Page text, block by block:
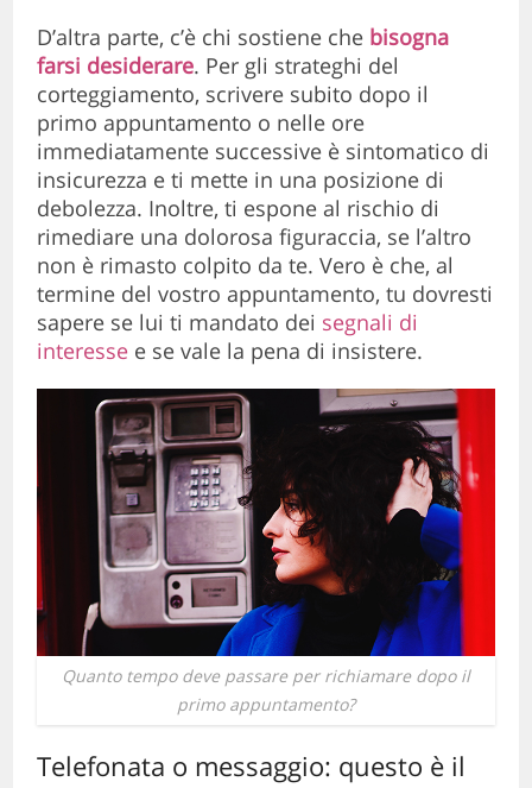
D’altra parte, c’è chi sostiene che bisogna
farsi desiderare. Per gli strateghi del
corteggiamento, scrivere subito dopo il
primo appuntamento o nelle ore
immediatamente successive è sintomatico di
insicurezza e ti mette in una posizione di
debolezza. Inoltre, ti espone al rischio di
rimediare una dolorosa figuraccia, se l’altro
non è rimasto colpito da te. Vero è che, al
termine del vostro appuntamento, tu dovresti
sapere se lui ti mandato dei segnali di
interesse e se vale la pena di insistere.
Quanto tempo deve passare per richiamare dopo il
primo appuntamento?
Telefonata o messaggio: questo è il